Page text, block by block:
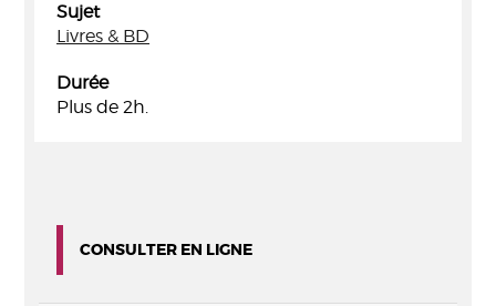
Sujet
Livres & BD
Durée
Plus de 2h.
CONSULTER EN LIGNE